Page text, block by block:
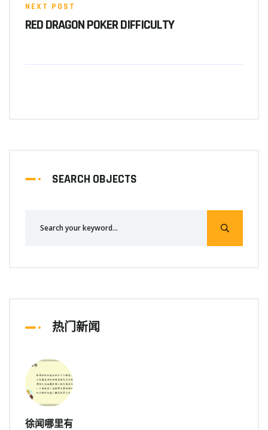
NEXT POST
RED DRAGON POKER DIFFICULTY
SEARCH OBJECTS
热门新闻
徐闻哪里有